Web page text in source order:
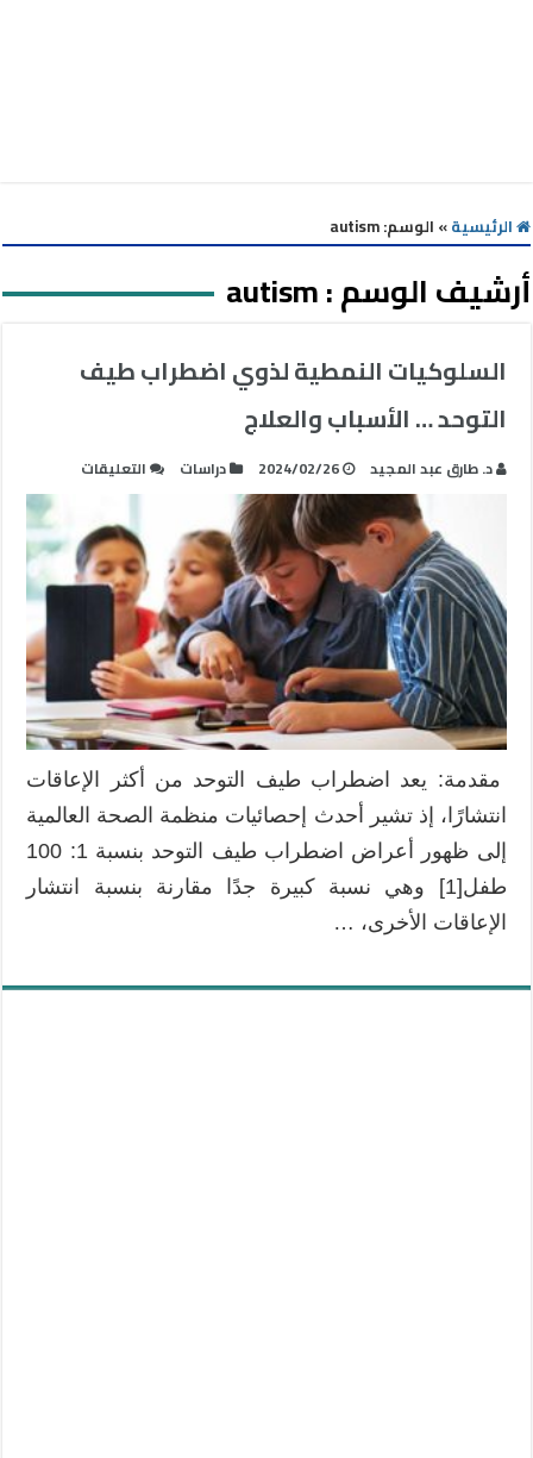
الرئيسية» الوسم:autism
أرشيف الوسم :autism
السلوكيات النمطية لذوي اضطراب طيف
التوحد … الأسباب والعلاج
د. طارق عبد المجيد 2024/02/26 دراسات التعليقات
السلوكيات
النمطية
لذوي
اضطراب
طيف
التوحد
الأسباب
والعلاج
مغلقة
مقدمة: يعد اضطراب طيف التوحد من أكثر الإعاقات
انتشارًا، إذ تشير أحدث إحصائيات منظمة الصحة العالمية
إلى ظهور أعراض اضطراب طيف التوحد بنسبة 1: 100
طفل[1] وهي نسبة كبيرة جدًا مقارنة بنسبة انتشار
الإعاقات الأخرى، …